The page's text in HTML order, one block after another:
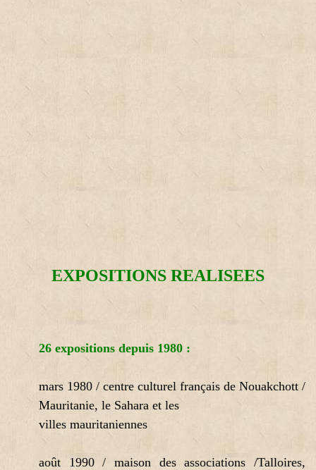
EXPOSITIONS REALISEES
26 expositions depuis 1980 :
mars 1980 / centre culturel français de Nouakchott /
Mauritanie, le Sahara et les
villes mauritaniennes
août 1990 / maison des associations /Talloires,